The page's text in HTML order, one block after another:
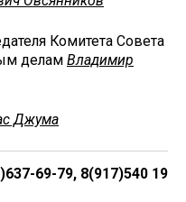
Комитета Совета
делам Владимир
Джума
69-79, 8(917)540 19